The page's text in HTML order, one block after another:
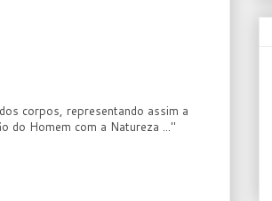
corpos, representando assim a
do Homem com a Natureza ..."